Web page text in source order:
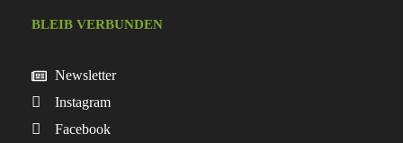
BLEIB VERBUNDEN
Newsletter
Instagram
Facebook